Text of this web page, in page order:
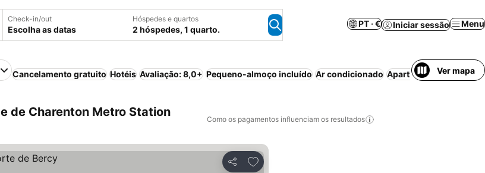
Check-in/out
Escolha as datas
Hóspedes e quartos
2 hóspedes, 1 quarto.
PT · € Iniciar sessão Menu
Metro Station
Cancelamento gratuito Hotéis Avaliação: 8,0+ Pequeno-almoço incluído Ar condicionado Aparthotel Ver mapa
de Charenton Metro Station
Como os pagamentos influenciam os resultados
Partilhar
Adicionar aos favoritos